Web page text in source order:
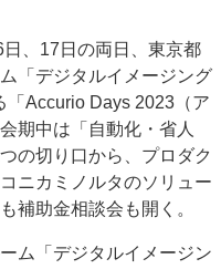
ジタル印刷 アイデアで勝負！ ～多
ジタル印刷 ～ 新成長軌道を描く
内
JFPI印刷用語集
内
購読・購入申し込み
、17日の両日、東京都
「デジタルイメージング
「Accurio Days 2023（ア
期中は「自動化・省人
の切り口から、プロダク
ニカミノルタのソリュー
補助金相談会も開く。
ム「デジタルイメージン